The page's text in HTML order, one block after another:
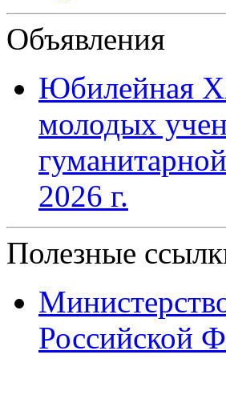
Объявления
Юбилейная
молодых
2026 г.
Полезные
Российской